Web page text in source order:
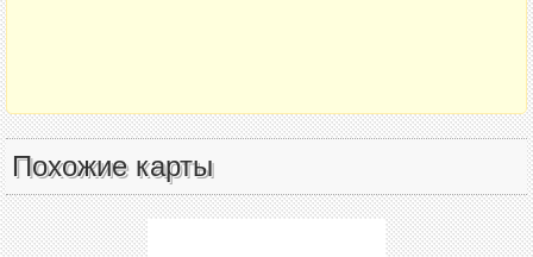
Похожие карты